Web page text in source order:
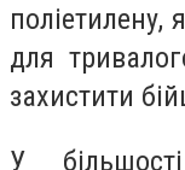
для
захистити
У